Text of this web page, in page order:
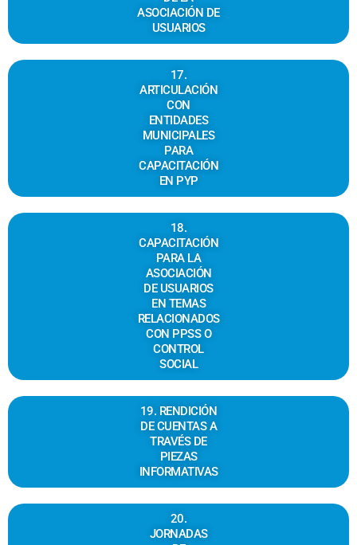
ASOCIACIÓN DE
USUARIOS
17.
ARTICULACIÓN
CON
ENTIDADES
MUNICIPALES
PARA
CAPACITACIÓN
EN PYP
18.
CAPACITACIÓN
PARA LA
ASOCIACIÓN
DE USUARIOS
EN TEMAS
RELACIONADOS
CON PPSS O
CONTROL
SOCIAL
19. RENDICIÓN
DE CUENTAS A
TRAVÉS DE
PIEZAS
INFORMATIVAS
20.
JORNADAS